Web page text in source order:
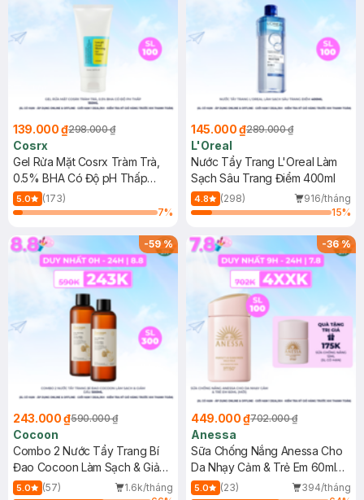
139.000 ₫298.000 ₫
Cosrx
Gel Rửa Mặt Cosrx Tràm Trà,
0.5% BHA Có Độ pH Thấp
150ml
5.0
(173)
7%
145.000 ₫289.000 ₫
L'Oreal
Nước Tẩy Trang L'Oreal Làm
Sạch Sâu Trang Điểm 400ml
4.8 (298)
916/tháng
15%
-59%
243.000 ₫590.000 ₫
Cocoon
Combo 2 Nước Tẩy Trang Bí
Đao Cocoon Làm Sạch & Giảm
Dầu 500ml
5.0 (57)
1.6k/tháng
-36%
449.000 ₫702.000 ₫
Anessa
Sữa Chống Nắng Anessa Cho
Da Nhạy Cảm & Trẻ Em 60ml
(Mới)
5.0 (23)
394/tháng